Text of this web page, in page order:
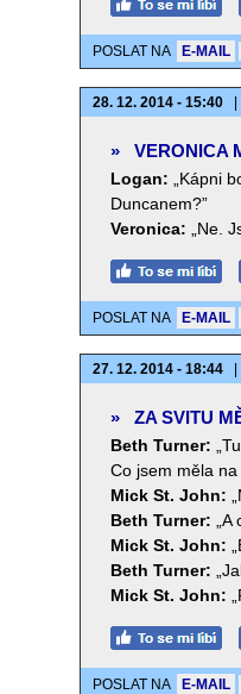
POSLAT NA E-MAIL
28. 12. 2014 - 15:40
» VERONICA
Logan:
„Kápni
Duncanem?”
Veronica:
„Ne.
POSLAT NA E-MAIL
27. 12. 2014 - 18:44
» ZA SVITU
Beth Turner:
Co jsem měla na
Mick St. John:
Beth Turner:
Mick St. John:
Beth Turner:
Mick St. John:
POSLAT NA E-MAIL